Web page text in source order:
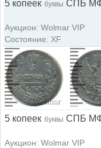
5 копеек буквы СПБ
Аукцион: Wolmar VIP
Состояние: XF
5 копеек буквы СПБ
Аукцион: Wolmar VIP